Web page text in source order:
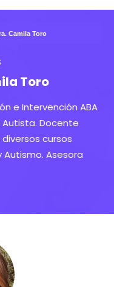
Camila Toro
Toro
e Intervención ABA
Docente
cursos
Asesora